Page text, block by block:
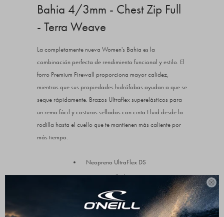

Bahia 4/3mm - Chest Zip Full
- Terra Weave
La completamente nueva Women's Bahia es la
combinación perfecta de rendimiento funcional y estilo. El
forro Premium Firewall proporciona mayor calidez,
mientras que sus propiedades hidrófobas ayudan a que se
seque rápidamente. Brazos Ultraflex superelásticos para
un remo fácil y costuras selladas con cinta Fluid desde la
rodilla hasta el cuello que te mantienen más caliente por
más tiempo.
Neopreno UltraFlex DS
Costuras selladas GBS +
Cortafuegos UltraFlex
Serie Bahía